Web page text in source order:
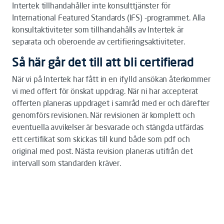
Intertek tillhandahåller inte konsulttjänster för
International Featured Standards (IFS) -programmet. Alla
konsultaktiviteter som tillhandahålls av Intertek är
separata och oberoende av certifieringsaktiviteter.
Så här går det till att bli certifierad
När vi på Intertek har fått in en ifylld ansökan återkommer
vi med offert för önskat uppdrag. När ni har accepterat
offerten planeras uppdraget i samråd med er och därefter
genomförs revisionen. När revisionen är komplett och
eventuella avvikelser är besvarade och stängda utfärdas
ett certifikat som skickas till kund både som pdf och
original med post. Nästa revision planeras utifrån det
intervall som standarden kräver.